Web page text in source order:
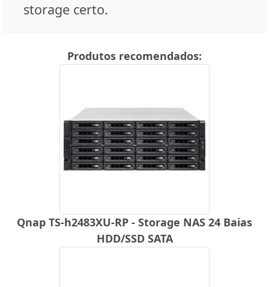
storage certo.
Produtos recomendados:
Qnap TS-h2483XU-RP - Storage NAS 24 Baias
HDD/SSD SATA